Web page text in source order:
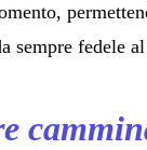
sempre fedele